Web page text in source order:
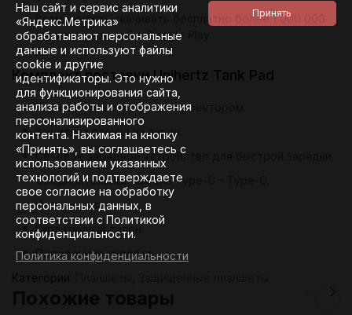
Возможность скачивать бесплатно более 1 000 000
игр и приложений в Google Play.
Комплект поставки Unihertz Tank Pad
Планшет со встроенным проектором.
Защитная пленка на экран.
Сетевое зарядное устройство для быстрой зарядки.
Соединительный кабель Type-C – Type-C.
Инструкция.
Гарантийный талон.
Подарочная коробка.
Категории:
Наш сайт и сервис аналитики
«Яндекс.Метрика»
обрабатывают персональные
данные и используют файлы
cookie и другие
идентификаторы. Это нужно
для функционирования сайта,
анализа работы и отображения
персонализированного
контента. Нажимая на кнопку
«Принять», вы соглашаетесь с
использованием указанных
технологий и подтверждаете
свое согласие на обработку
персональных данных, в
соответствии с Политикой
конфиденциальности.
Политика конфиденциальности